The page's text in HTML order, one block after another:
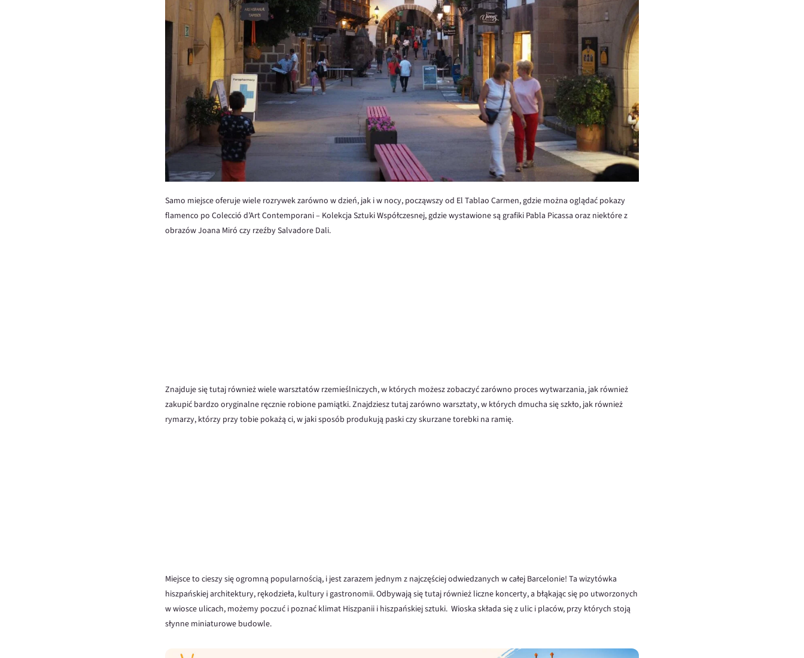
Samo miejsce oferuje wiele rozrywek zarówno w dzień, jak i w nocy, począwszy od El Tablao Carmen, gdzie można oglądać pokazy
flamenco po Colecció d’Art Contemporani – Kolekcja Sztuki Współczesnej, gdzie wystawione są grafiki Pabla Picassa oraz niektóre z
obrazów Joana Miró czy rzeźby Salvadore Dali.
Znajduje się tutaj również wiele warsztatów rzemieślniczych, w których możesz zobaczyć zarówno proces wytwarzania, jak również
zakupić bardzo oryginalne ręcznie robione pamiątki. Znajdziesz tutaj zarówno warsztaty, w których dmucha się szkło, jak również
rymarzy, którzy przy tobie pokażą ci, w jaki sposób produkują paski czy skurzane torebki na ramię.
Miejsce to cieszy się ogromną popularnością, i jest zarazem jednym z najczęściej odwiedzanych w całej Barcelonie! Ta wizytówka
hiszpańskiej architektury, rękodzieła, kultury i gastronomii. Odbywają się tutaj również liczne koncerty, a błąkając się po utworzonych
w wiosce ulicach, możemy poczuć i poznać klimat Hiszpanii i hiszpańskiej sztuki. Wioska składa się z ulic i placów, przy których stoją
słynne miniaturowe budowle.